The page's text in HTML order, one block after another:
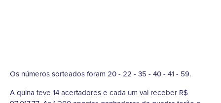
Os números sorteados foram 20 - 22 - 35 - 40 - 41 - 59.
A quina teve 14 acertadores e cada um vai receber R$